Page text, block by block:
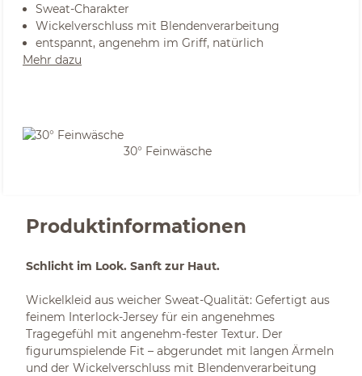
Sweat-Charakter
Wickelverschluss mit Blendenverarbeitung
entspannt, angenehm im Griff, natürlich
Mehr dazu
30° Feinwäsche
Produktinformationen
Schlicht im Look. Sanft zur Haut.
Wickelkleid aus weicher Sweat-Qualität: Gefertigt aus
feinem Interlock-Jersey für ein angenehmes
Tragegefühl mit angenehm-fester Textur. Der
figurumspielende Fit – abgerundet mit langen Ärmeln
und der Wickelverschluss mit Blendenverarbeitung